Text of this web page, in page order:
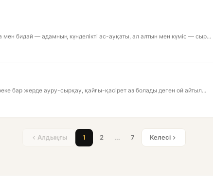
бидай — адамның күнделікті ас-ауқаты, ал алтын мен күміс — сыр...
бар жерде ауру-сырқау, қайғы-қасірет аз болады деген ой айтыл...
Алдыңғы 1 2 ... 7 Келесі